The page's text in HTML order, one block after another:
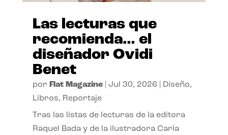
Las lecturas que
recomienda… el
diseñador Ovidi
Benet
por Flat Magazine| Jul 30, 2026 Diseño,
Libros, Reportaje
Tras las listas de lecturas de la editora
Raquel Bada y de la ilustradora Carla